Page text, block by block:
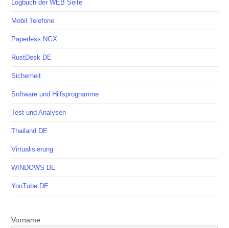
Logbuch der WEB Seite
Mobil Telefone
Paperless NGX
RustDesk DE
Sicherheit
Software und Hilfsprogramme
Test und Analysen
Thailand DE
Virtualisierung
WINDOWS DE
YouTube DE
Vorname